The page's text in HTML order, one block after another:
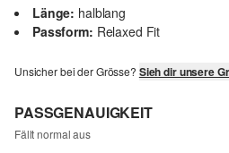
Länge: halblang
Passform: Relaxed Fit
Unsicher bei der Grösse? Sieh dir unsere
PASSGENAUIGKEIT
Fällt normal aus